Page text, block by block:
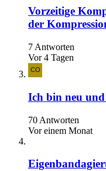
Vorzeitige
der
7 Antworten
Vor 4 Tagen
Ich bin neu
70 Antworten
Vor einem Monat